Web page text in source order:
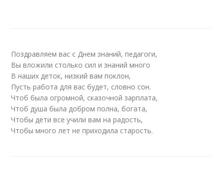
Поздравляем вас с Днем знаний, педагоги,
Вы вложили столько сил и знаний много
В наших деток, низкий вам поклон,
Пусть работа для вас будет, словно сон.
Чтоб была огромной, сказочной зарплата,
Чтоб душа была добром полна, богата,
Чтобы дети все учили вам на радость,
Чтобы много лет не приходила старость.